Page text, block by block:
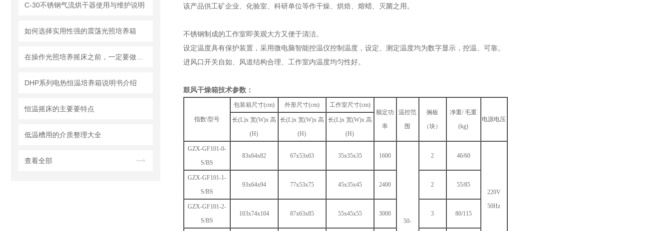
C-30不锈钢气流烘干器使用与维护说明
如何选择实用性强的震荡光照培养箱
DHP系列电热恒温培养箱说明书介绍
恒温摇床的主要要特点
低温槽用的介质整理大全
查看全部
该产品供工矿企业、化验室、科研单位等作干燥、烘焙、熔蜡、灭菌之用。
不锈钢制成的工作室即美观大方又便于清洁。
设定温度具有保护装置，采用微电脑智能控温仪控制温度，设定、测定温度均为数字显示，控温、可靠。
进风口开关自如、风道结构合理、工作室内温度均匀性好。
鼓风干燥箱技术参数：
指数\型号
包装箱尺寸(cm) 外形尺寸(cm)
工作室尺寸(cm)
额定功
率
温控范
围
搁板
（块）
净重/ 毛重
(kg)
电源电压
长(L)x 宽(W)x 高
(H)
长(L)x 宽(W)x 高
(H)
长(L)x 宽(W)x 高
(H)
GZX-GF101-0-
S/BS
83x64x82 67x53x63 35x35x35 1600
50-
2 46/60
220V
50Hz
GZX-GF101-1-
S/BS
93x64x94 77x53x75 45x35x45 2400 2 55/85
GZX-GF101-2-
S/BS
103x74x104 87x63x85 55x45x55 3000 3 80/115